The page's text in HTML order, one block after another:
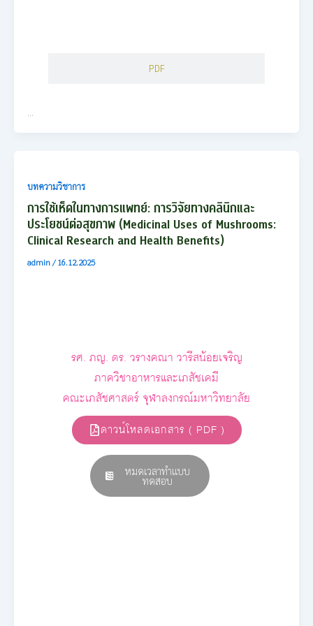
PDF
บทความวิชาการ
การใช้เห็ดในทางการแพทย์: การวิจัยทางคลินิกและ
ประโยชน์ต่อสุขภาพ (Medicinal Uses of Mushrooms:
Clinical Research and Health Benefits)
admin/16.12.2025
รศ. ภญ. ดร. วรางคณา วารีสน้อยเจริญ
ภาควิชาอาหารและเภสัชเคมี
คณะเภสัชศาสตร์ จุฬาลงกรณ์มหาวิทยาลัย
ดาวน์โหลดเอกสาร ( PDF )
หมดเวลาทำแบบ
ทดสอบ